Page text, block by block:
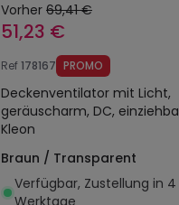
Vorher 69,41 €
51,23 €
Ref178167 PROMO
Deckenventilator mit Licht,
geräuscharm, DC,
Kleon
Braun / Transparent
Verfügbar, Zustellung in 4
Werktage